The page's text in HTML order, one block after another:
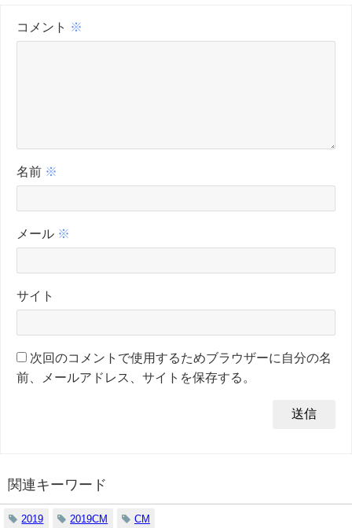
コメント ※
名前 ※
メール ※
サイト
次回のコメントで使用するためブラウザーに自分の名
前、メールアドレス、サイトを保存する。
関連キーワード
2019 2019CM CM